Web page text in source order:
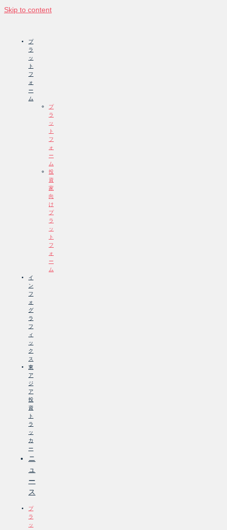
Skip to content
プ
ラ
ッ
ト
フ
ォ
ー
ム
プ
ラ
ッ
ト
フ
ォ
ー
ム
投
資
家
向
け
プ
ラ
ッ
ト
フ
ォ
ー
ム
イ
ン
フ
ォ
グ
ラ
フ
ィ
ッ
ク
ス
東
ア
ジ
ア
投
資
ト
ラ
ッ
カ
ー
ニ
ュ
ー
ス
プ
ラ
ッ